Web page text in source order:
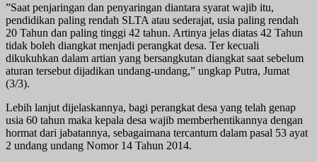
”Saat penjaringan dan penyaringan diantara syarat wajib itu,
pendidikan paling rendah SLTA atau sederajat, usia paling rendah
20 Tahun dan paling tinggi 42 tahun. Artinya jelas diatas 42 Tahun
tidak boleh diangkat menjadi perangkat desa. Ter kecuali
dikukuhkan dalam artian yang bersangkutan diangkat saat sebelum
aturan tersebut dijadikan undang-undang,” ungkap Putra, Jumat
(3/3).
Lebih lanjut dijelaskannya, bagi perangkat desa yang telah genap
usia 60 tahun maka kepala desa wajib memberhentikannya dengan
hormat dari jabatannya, sebagaimana tercantum dalam pasal 53 ayat
2 undang undang Nomor 14 Tahun 2014.